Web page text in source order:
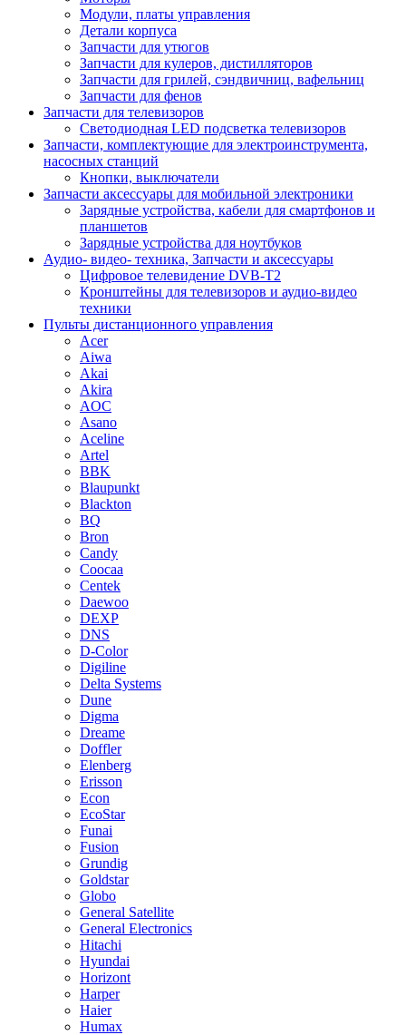
Модули, платы управления
Детали корпуса
Запчасти для утюгов
Запчасти для кулеров, дистилляторов
Запчасти для грилей, сэндвичниц, вафельниц
Запчасти для фенов
Запчасти для телевизоров
Светодиодная LED подсветка телевизоров
Запчасти, комплектующие для электроинструмента,
насосных станций
Кнопки, выключатели
Запчасти аксессуары для мобильной электроники
Зарядные устройства, кабели для смартфонов и
планшетов
Зарядные устройства для ноутбуков
Аудио- видео- техника, Запчасти и аксессуары
Цифровое телевидение DVB-T2
Кронштейны для телевизоров и аудио-видео
техники
Пульты дистанционного управления
Acer
Aiwa
Akai
Akira
AOC
Asano
Aceline
Artel
BBK
Blaupunkt
Blackton
BQ
Bron
Candy
Coocaa
Centek
Daewoo
DEXP
DNS
D-Color
Digiline
Delta Systems
Dune
Digma
Dreame
Doffler
Elenberg
Erisson
Econ
EcoStar
Funai
Fusion
Grundig
Goldstar
Globo
General Satellite
General Electronics
Hitachi
Hyundai
Horizont
Harper
Haier
Humax